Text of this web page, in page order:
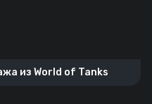
из World of Tanks